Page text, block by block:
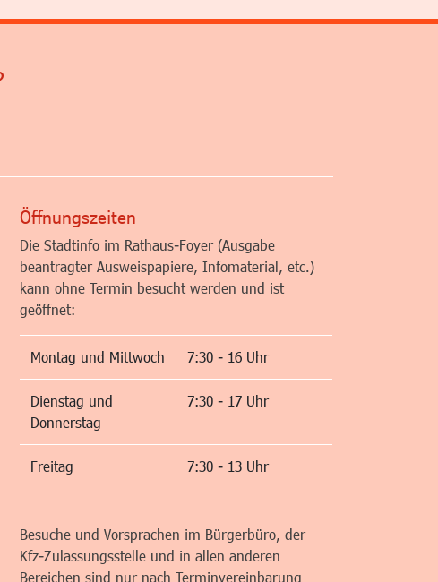
Öffnungszeiten
Die Stadtinfo im Rathaus-Foyer (Ausgabe
beantragter Ausweispapiere, Infomaterial, etc.)
kann ohne Termin besucht werden und ist
geöffnet:
Montag und Mittwoch 7:30 - 16 Uhr
Dienstag und
Donnerstag
7:30 - 17 Uhr
Freitag 7:30 - 13 Uhr
Besuche und Vorsprachen im Bürgerbüro, der
Kfz-Zulassungsstelle und in allen anderen
Bereichen sind nur nach Terminvereinbarung